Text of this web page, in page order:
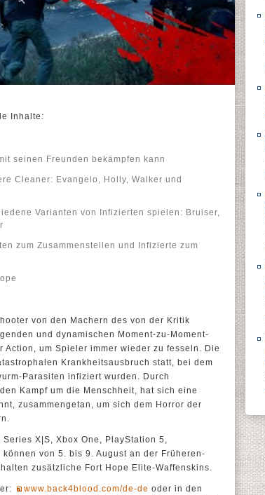
Inhalte:
seinen Freunden bekämpfen kann
Cleaner: Evangelo, Holly, Walker und
Varianten von Infizierten spielen: Bruiser,
zum Zusammenstellen und Infizierte zum
von den Machern des von der Kritik
und dynamischen Moment-zu-Moment-
um Spieler immer wieder zu fesseln. Die
Krankheitsausbruch statt, bei dem
Parasiten infiziert wurden. Durch
Kampf um die Menschheit, hat sich eine
zusammengetan, um sich dem Horror der
X|S, Xbox One, PlayStation 5,
von 5. bis 9. August an der Früheren-
zusätzliche Fort Hope Elite-Waffenskins.
www.back4blood.com/de-de oder in den